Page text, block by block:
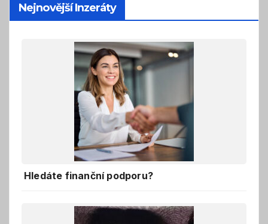
Nejnovější Inzeráty
Hledáte finanční podporu?